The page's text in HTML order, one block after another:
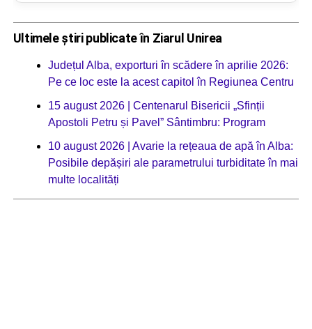
Ultimele știri publicate în Ziarul Unirea
Județul Alba, exporturi în scădere în aprilie 2026:
Pe ce loc este la acest capitol în Regiunea Centru
15 august 2026 | Centenarul Bisericii „Sfinții
Apostoli Petru și Pavel” Sântimbru: Program
10 august 2026 | Avarie la rețeaua de apă în Alba:
Posibile depășiri ale parametrului turbiditate în mai
multe localități